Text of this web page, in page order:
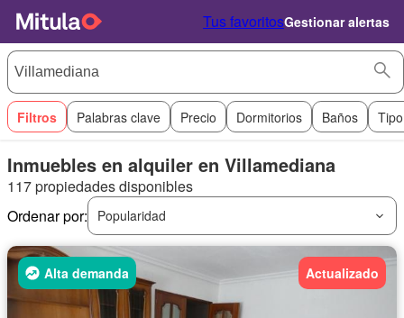
Tus favoritosGestionar alertas
Filtros Palabras clave Precio Dormitorios Baños
Inmuebles en alquiler en Villamediana
117 propiedades disponibles
Ordenar por:
Popularidad
Alta demanda Actualizado